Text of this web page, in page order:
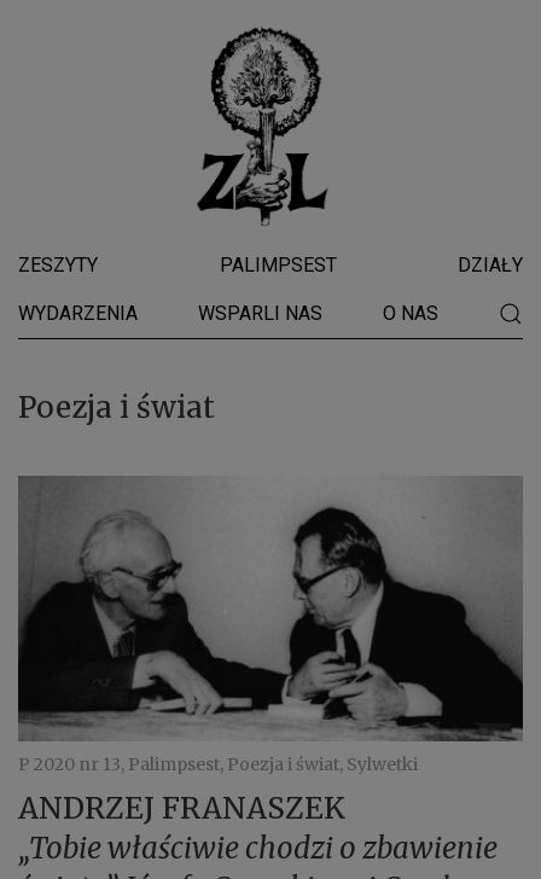
ZESZYTY PALIMPSEST DZIAŁY
WYDARZENIA WSPARLI NAS O NAS
Poezja i świat
P 2020 nr 13, Palimpsest, Poezja i świat, Sylwetki
ANDRZEJ FRANASZEK
„Tobie właściwie chodzi o zbawienie